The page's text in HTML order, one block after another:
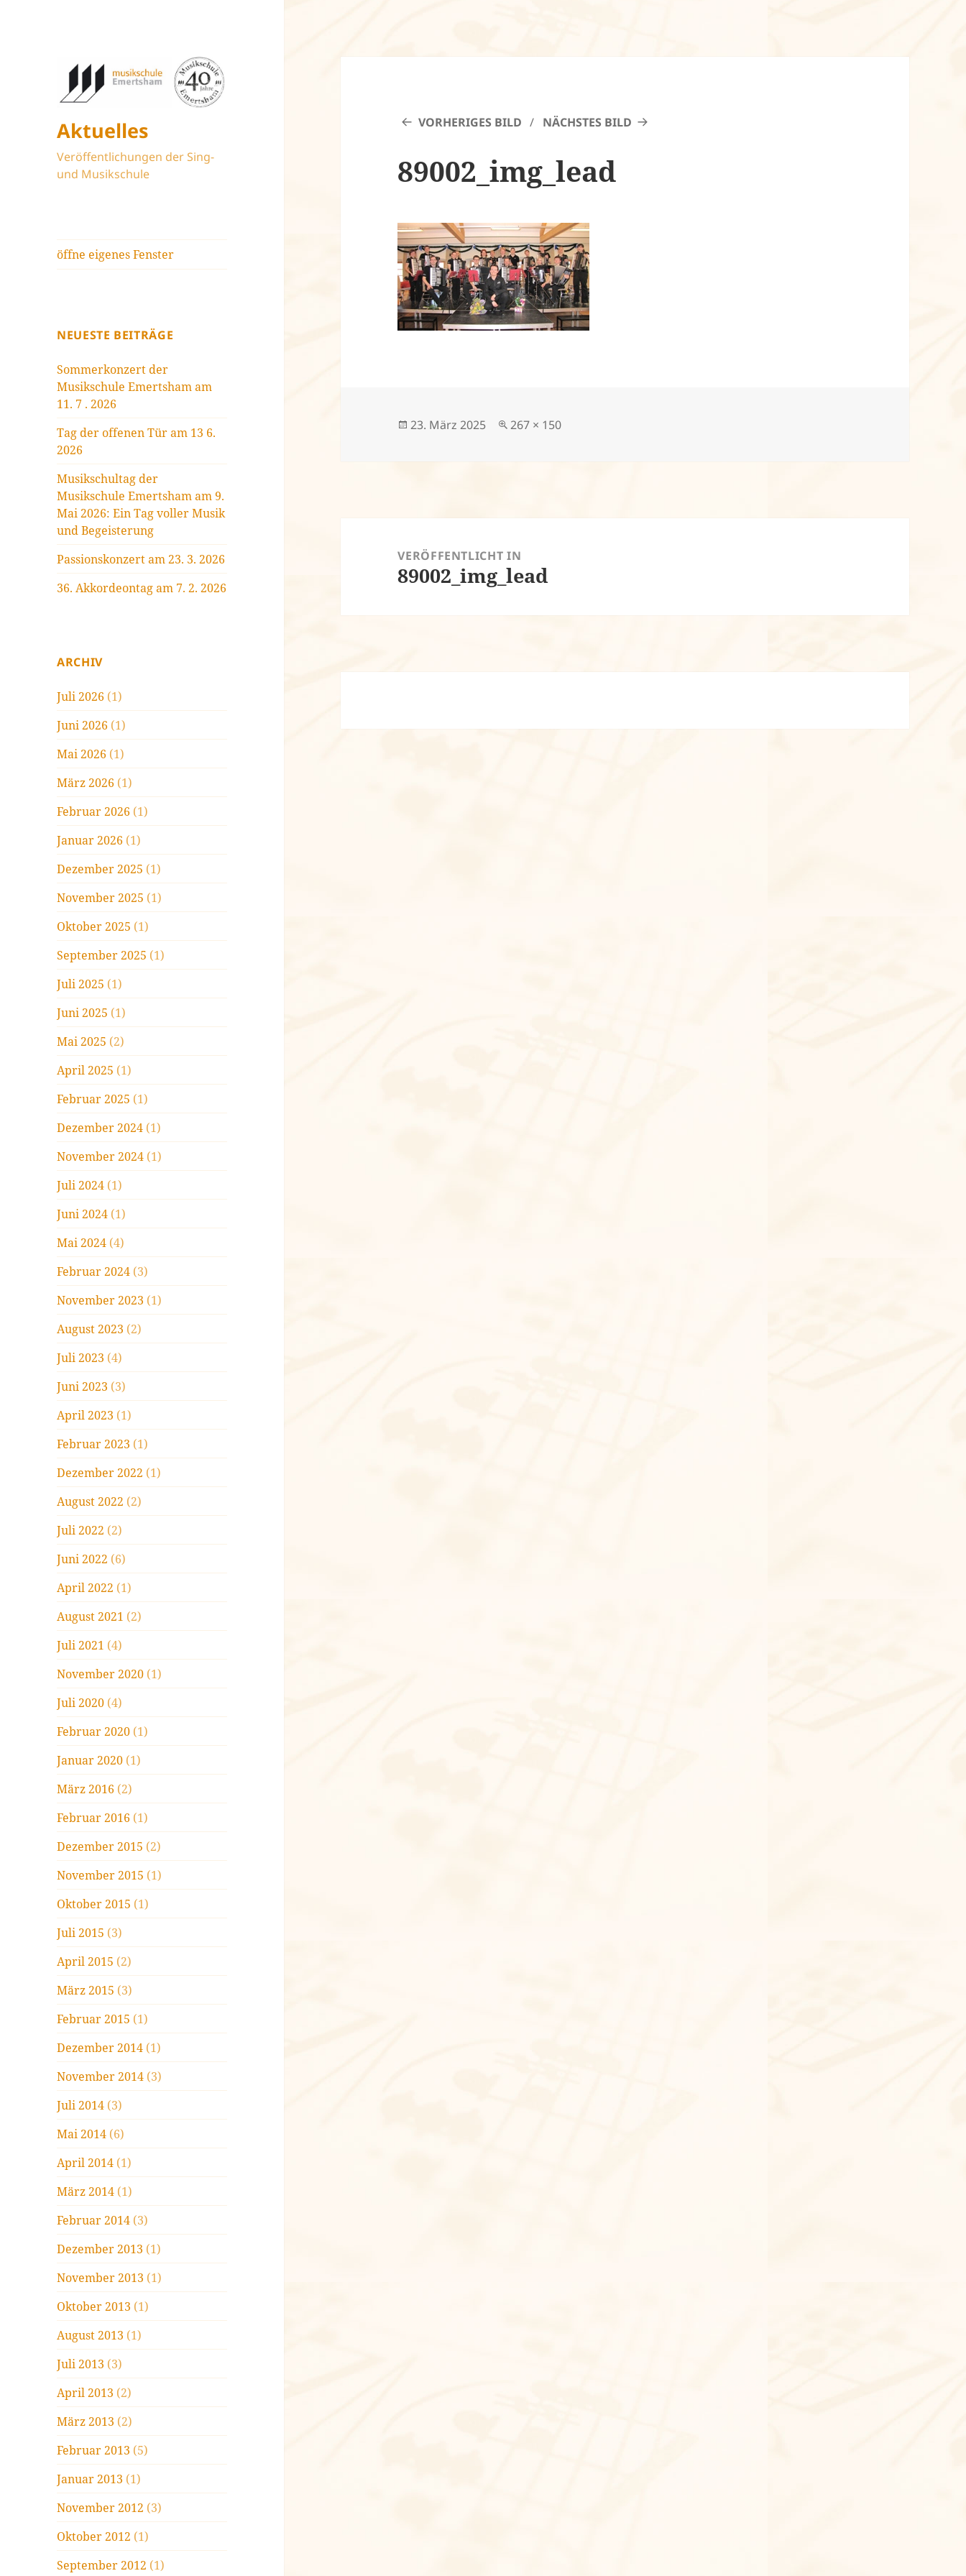
Aktuelles
Veröffentlichungen der Sing-
und Musikschule
öffne eigenes Fenster
NEUESTE BEITRÄGE
Sommerkonzert der
Musikschule Emertsham am
11. 7 . 2026
Tag der offenen Tür am 13 6.
2026
Musikschultag der
Musikschule Emertsham am 9.
Mai 2026: Ein Tag voller Musik
und Begeisterung
Passionskonzert am 23. 3. 2026
36. Akkordeontag am 7. 2. 2026
ARCHIV
Juli 2026 (1)
Juni 2026 (1)
Mai 2026 (1)
März 2026 (1)
Februar 2026 (1)
Januar 2026 (1)
Dezember 2025 (1)
November 2025 (1)
Oktober 2025 (1)
September 2025 (1)
Juli 2025 (1)
Juni 2025 (1)
Mai 2025 (2)
April 2025 (1)
Februar 2025 (1)
Dezember 2024 (1)
November 2024 (1)
Juli 2024 (1)
Juni 2024 (1)
Mai 2024 (4)
Februar 2024 (3)
November 2023 (1)
August 2023 (2)
Juli 2023 (4)
Juni 2023 (3)
April 2023 (1)
Februar 2023 (1)
Dezember 2022 (1)
August 2022 (2)
Juli 2022 (2)
Juni 2022 (6)
April 2022 (1)
August 2021 (2)
Juli 2021 (4)
November 2020 (1)
Juli 2020 (4)
Februar 2020 (1)
Januar 2020 (1)
März 2016 (2)
Februar 2016 (1)
Dezember 2015 (2)
November 2015 (1)
Oktober 2015 (1)
Juli 2015 (3)
April 2015 (2)
März 2015 (3)
Februar 2015 (1)
Dezember 2014 (1)
November 2014 (3)
Juli 2014 (3)
Mai 2014 (6)
April 2014 (1)
März 2014 (1)
Februar 2014 (3)
Dezember 2013 (1)
November 2013 (1)
Oktober 2013 (1)
August 2013 (1)
Juli 2013 (3)
April 2013 (2)
März 2013 (2)
Februar 2013 (5)
Januar 2013 (1)
November 2012 (3)
Oktober 2012 (1)
September 2012 (1)
VORHERIGES BILD NÄCHSTES BILD
89002_img_lead
Veröffentlicht
23. März 2025
Volle
267 × 150
VERÖFFENTLICHT IN
89002_img_lead